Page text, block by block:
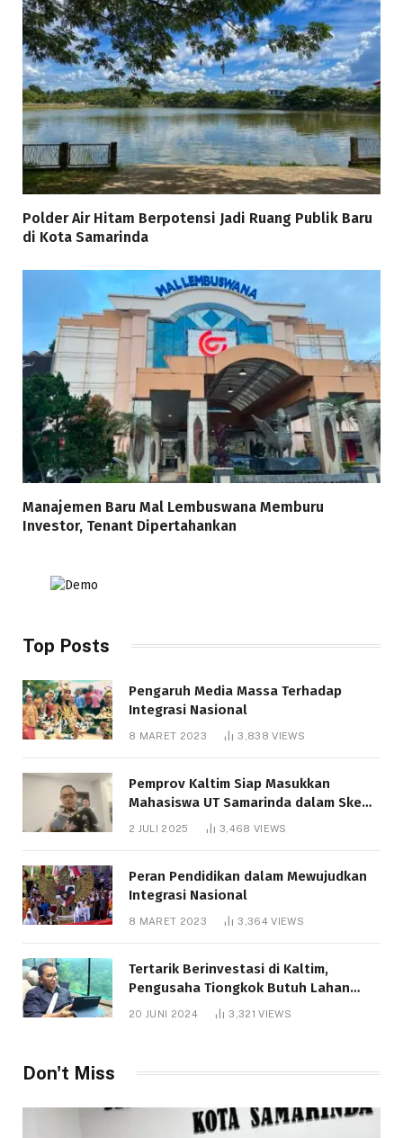
Polder Air Hitam Berpotensi Jadi Ruang Publik Baru
di Kota Samarinda
Manajemen Baru Mal Lembuswana Memburu
Investor, Tenant Dipertahankan
Top Posts
Pengaruh Media Massa Terhadap
Integrasi Nasional
8 MARET 2023 3,838VIEWS
Pemprov Kaltim Siap Masukkan
Mahasiswa UT Samarinda dalam Skema
Bantuan Pendidikan Gratispol
2 JULI 2025 3,468 VIEWS
Peran Pendidikan dalam Mewujudkan
Integrasi Nasional
8 MARET 2023 3,364VIEWS
Tertarik Berinvestasi di Kaltim,
Pengusaha Tiongkok Butuh Lahan
1.000 Hektare
20 JUNI 2024 3,321VIEWS
Don't Miss